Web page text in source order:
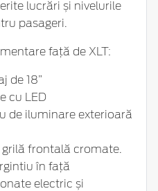
lucrări și nivelurile
pasageri.
față de XLT:
de 18”
cu LED
de iluminare exterioară
grilă frontală cromate.
în față
electric și